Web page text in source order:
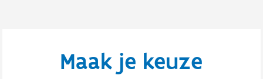
Maak je keuze